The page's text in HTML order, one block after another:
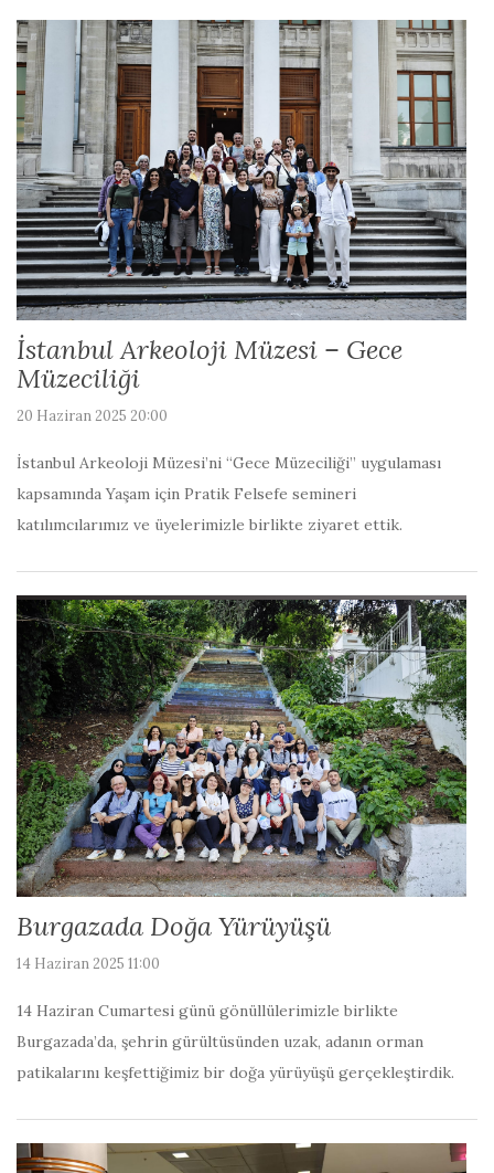
İstanbul Arkeoloji Müzesi – Gece
Müzeciliği
20 Haziran 2025 20:00
İstanbul Arkeoloji Müzesi’ni “Gece Müzeciliği” uygulaması
kapsamında Yaşam için Pratik Felsefe semineri
katılımcılarımız ve üyelerimizle birlikte ziyaret ettik.
Burgazada Doğa Yürüyüşü
14 Haziran 2025 11:00
14 Haziran Cumartesi günü gönüllülerimizle birlikte
Burgazada’da, şehrin gürültüsünden uzak, adanın orman
patikalarını keşfettiğimiz bir doğa yürüyüşü gerçekleştirdik.